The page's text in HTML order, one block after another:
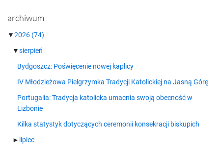
archiwum
▼2026 (74)
▼sierpień
Bydgoszcz: Poświęcenie nowej kaplicy
IV Młodzieżowa Pielgrzymka Tradycji Katolickiej na Jasną Górę
Portugalia: Tradycja katolicka umacnia swoją obecność w
Lizbonie
Kilka statystyk dotyczących ceremonii konsekracji biskupich
► lipiec